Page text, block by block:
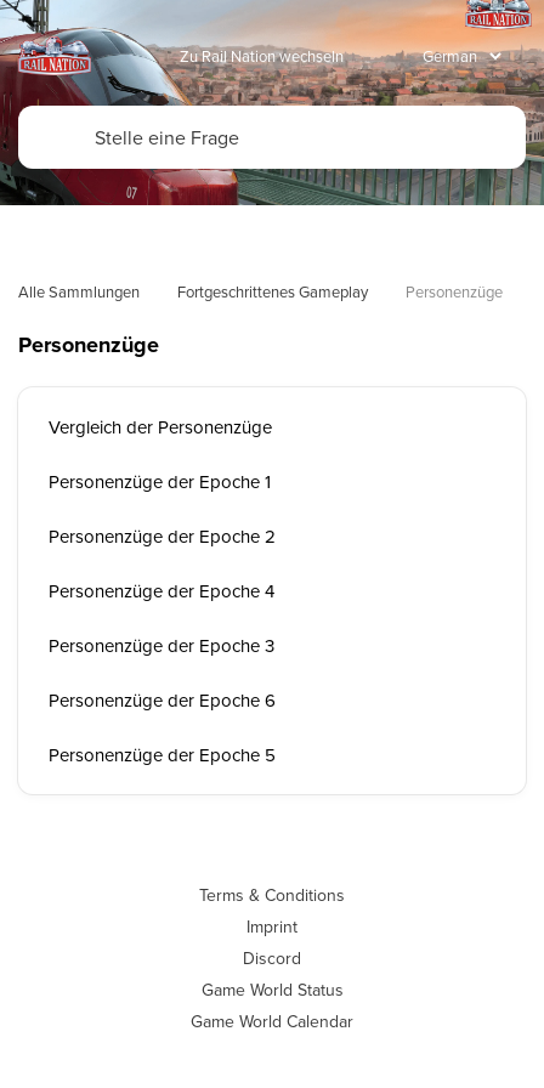
Zu Rail Nation wechseln
Alle Sammlungen Fortgeschrittenes Gameplay Personenzüge
Personenzüge
Vergleich der Personenzüge
Personenzüge der Epoche 1
Personenzüge der Epoche 2
Personenzüge der Epoche 4
Personenzüge der Epoche 3
Personenzüge der Epoche 6
Personenzüge der Epoche 5
Terms & Conditions
Imprint
Discord
Game World Status
Game World Calendar